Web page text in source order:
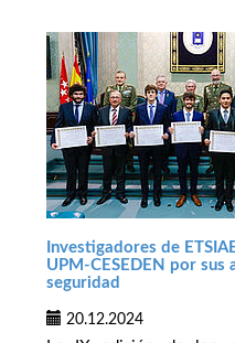
Investigadores de
UPM-CESEDEN por
seguridad
20.12.2024